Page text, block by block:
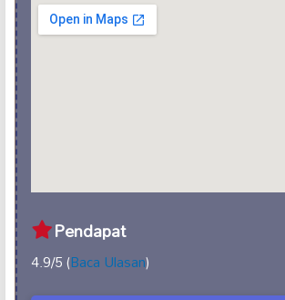
Pendapat
4.9/5 (Baca Ulasan)